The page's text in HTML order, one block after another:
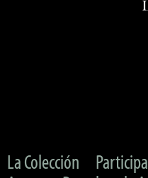
La Colección